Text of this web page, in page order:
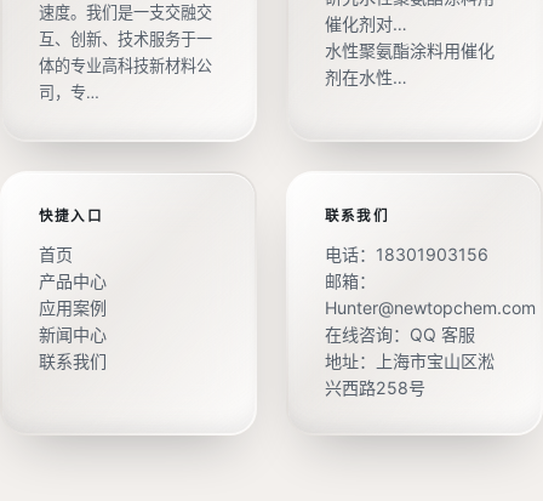
速度。我们是一支交融交
互、创新、技术服务于一
体的专业高科技新材料公
司，专…
催化剂对…
水性聚氨酯涂料用催化
剂在水性…
快捷入口
首页
产品中心
应用案例
新闻中心
联系我们
联系我们
电话： 18301903156
邮箱：
Hunter@newtopchem.com
在线咨询： QQ 客服
地址：上海市宝山区淞
兴西路258号